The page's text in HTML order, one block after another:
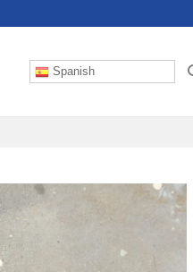
Spanish